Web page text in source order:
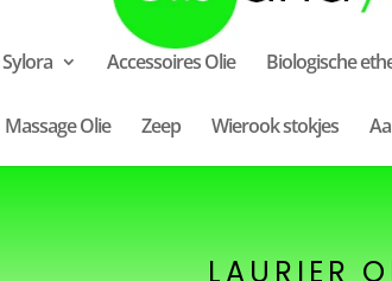
Sylora Accessoires Olie Biologische
Massage Olie Zeep Wierook stokjes
LAURIER